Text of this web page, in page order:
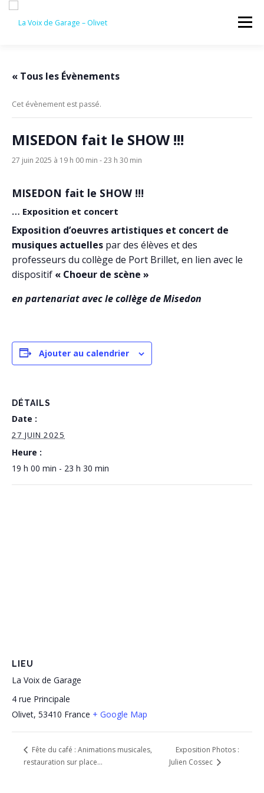
contenu
Menu
CONTACTEZ-NOUS
« Tous les Évènements
Cet évènement est passé.
MISEDON fait le SHOW !!!
27 juin 2025 à 19 h 00 min -23 h 30 min
MISEDON fait le SHOW !!!
… Exposition et concert
Exposition d’oeuvres artistiques et concert de
musiques actuelles par des élèves et des
professeurs du collège de Port Brillet, en lien avec le
dispositif « Choeur de scène »
en partenariat avec le collège de Misedon
Ajouter au calendrier
DÉTAILS
Date :
27 JUIN 2025
Heure :
19 h 00 min - 23 h 30 min
LIEU
La Voix de Garage
4 rue Principale
Olivet, 53410 France + Google Map
Fête du café : Animations musicales,
restauration sur place…
Exposition Photos :
Julien Cossec